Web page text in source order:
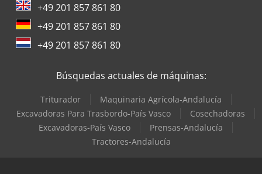
+49 201 857 861 80
+49 201 857 861 80
+49 201 857 861 80
Búsquedas actuales de máquinas:
Triturador
Maquinaria Agrícola-Andalucía
Excavadoras Para Trasbordo-País Vasco
Cosechadoras
Excavadoras-País Vasco
Prensas-Andalucía
Tractores-Andalucía